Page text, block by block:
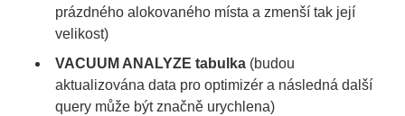
prázdného alokovaného místa a zmenší tak její
velikost)
VACUUM ANALYZE tabulka (budou
aktualizována data pro optimizér a následná další
query může být značně urychlena)